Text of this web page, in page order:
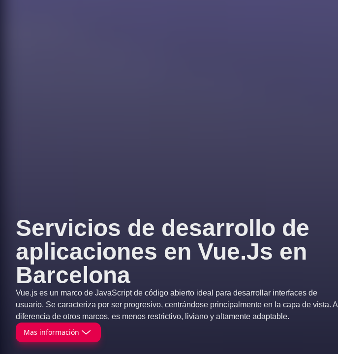
Servicios de desarrollo de
aplicaciones en Vue.Js en
Barcelona
Vue.js es un marco de JavaScript de código abierto ideal para desarrollar interfaces de
usuario. Se caracteriza por ser progresivo, centrándose principalmente en la capa de vista. A
diferencia de otros marcos, es menos restrictivo, liviano y altamente adaptable.
Mas información